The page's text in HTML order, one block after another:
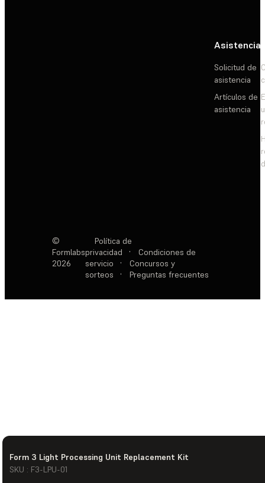
Form 3 Light Processing Unit Replacement Kit
SKU : F3-LPU-01
Asistencia
Solicitud de
asistencia
Artículos de
asistencia
©
Formlabs
2026
Política de
privacidad
·
Condiciones de
servicio
·
Concursos y
sorteos
· Preguntas frecuentes